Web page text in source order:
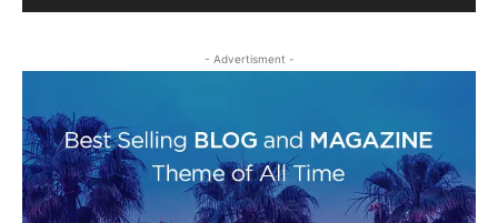
- Advertisment -